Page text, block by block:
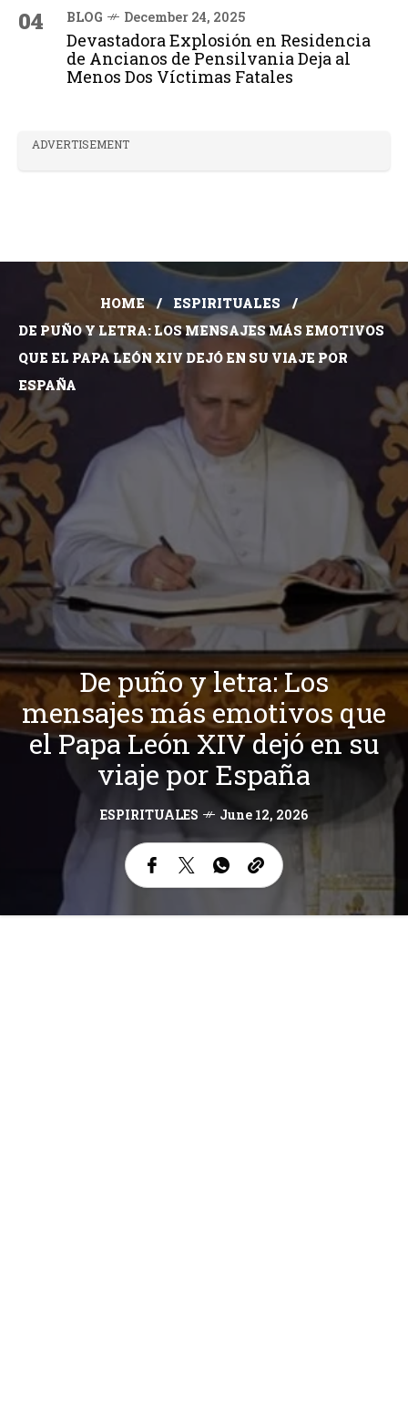
04 BLOG December 24, 2025
Devastadora Explosión en Residencia
de Ancianos de Pensilvania Deja al
Menos Dos Víctimas Fatales
ADVERTISEMENT
HOME
ESPIRITUALES
DE PUÑO Y LETRA: LOS MENSAJES MÁS EMOTIVOS
QUE EL PAPA LEÓN XIV DEJÓ EN SU VIAJE POR
ESPAÑA
De puño y letra: Los
mensajes más emotivos que
el Papa León XIV dejó en su
viaje por España
ESPIRITUALES June 12, 2026